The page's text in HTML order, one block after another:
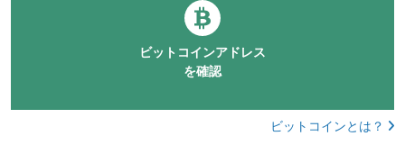
ビットコインアドレス
を確認
ビットコインとは？